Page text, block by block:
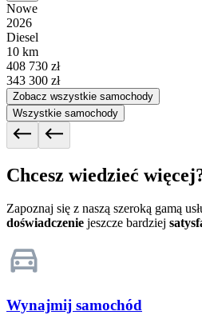
Nowe
2026
Diesel
10 km
408 730 zł
343 300 zł
Zobacz wszystkie samochody
Wszystkie samochody
Chcesz wiedzieć
Zapoznaj się z naszą szeroką gamą
doświadczenie jeszcze bardziej
Wynajmij samochód